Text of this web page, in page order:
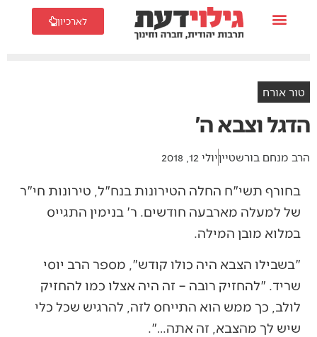
לארכיון
טור אורח
הדגל וצבא ה'
הרב מנחם בורשטייןיולי 12, 2018
בחורף תשי"ח החלה הטירונות בנח"ל, טירונות חי"ר
של למעלה מארבעה חודשים. ר' בנימין התגייס
במלוא מובן המילה.
"בשבילו הצבא היה כולו קודש", מספר הרב יוסי
שריד. "להחזיק רובה – זה היה אצלו כמו להחזיק
לולב, כך ממש הוא התייחס לזה, להרגיש שכל כלי
שיש לך מהצבא, זה אתה…".